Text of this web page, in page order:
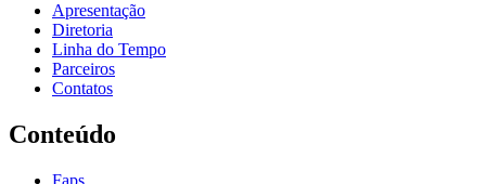
Apresentação
Diretoria
Linha do Tempo
Parceiros
Contatos
Conteúdo
Faps